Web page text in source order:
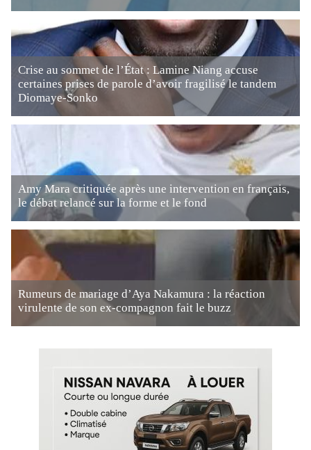
Crise au sommet de l’État : Lamine Niang accuse
certaines prises de parole d’avoir fragilisé le tandem
Diomaye-Sonko
Amy Mara critiquée après une intervention en français,
le débat relancé sur la forme et le fond
Rumeurs de mariage d’Aya Nakamura : la réaction
virulente de son ex-compagnon fait le buzz